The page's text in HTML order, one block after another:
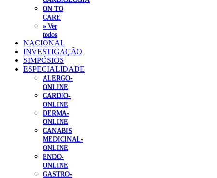
ON TO
CARE
» Ver
todos
NACIONAL
INVESTIGAÇÃO
SIMPÓSIOS
ESPECIALIDADE
ALERGO-
ONLINE
CARDIO-
ONLINE
DERMA-
ONLINE
CANABIS
MEDICINAL-
ONLINE
ENDO-
ONLINE
GASTRO-